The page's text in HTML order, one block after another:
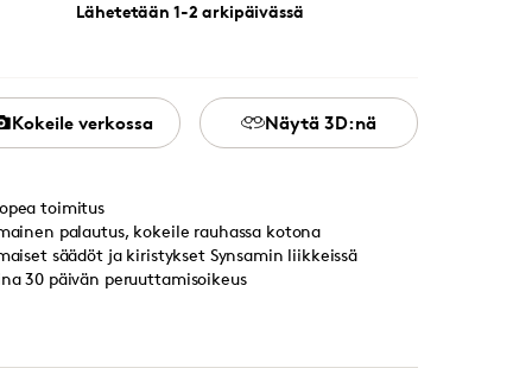
Lähetetään 1-2 arkipäivässä
Kokeile verkossa Näytä 3D:nä
toimitus
palautus, kokeile rauhassa kotona
säädöt ja kiristykset Synsamin liikkeissä
30 päivän peruuttamisoikeus